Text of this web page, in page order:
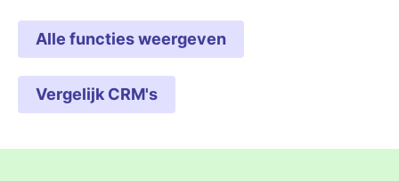
Alle functies weergeven
Vergelijk CRM's